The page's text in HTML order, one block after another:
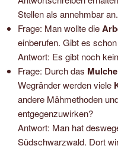
Stellen als annehmbar an.
Frage: Man wollte die
einberufen. Gibt es
Antwort: Es gibt noch
Frage: Durch das
Wegränder werden viele
andere Mähmethoden
entgegenzuwirken?
Antwort: Man hat
Südschwarzwald. Dort